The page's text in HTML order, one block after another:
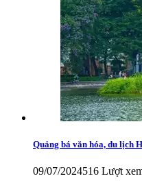
Quảng bá văn hóa, du lịch
09/07/2024516 Lượt